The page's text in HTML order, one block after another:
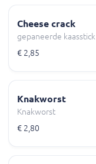
Cheese crack
gepaneerde kaasstick
€ 2,85
Knakworst
Knakworst
€ 2,80